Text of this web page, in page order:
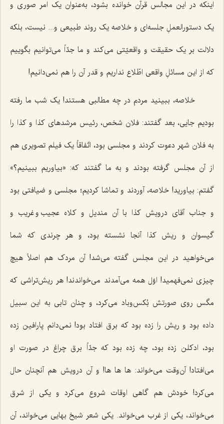
اینکه در این مجالس قرآن خوانده بشود، به‌عنوان یک امر صوری و
یک دستورالعملِ جلسه‌ای و خلاصه یک روند طبیعی و... نیست، بلکه
دلالت بر یک حقیقت و واقعیّتی می‌کند و ما جدّاً می‌توانیم بگوییم
که از این مسائلِ واقعی اطّلاع نداریم و قدر آن را هم نمی‌دانیم!
خلاصه، ببینید مردم در چه مطالبی هستند! یک شب ما رفته
بودیم جایی، بعد گفتند: فلان شخص، رئیس مرشدهای کذا و کذا را
به فلان شهر دعوت کردند و مجلسی بود، اتّفاقاً یک فیلم تصویری هم
از آن مجلس گرفته بودند و به ما گفتند که: «بیاوریم ببینیم؟»
گفتم: بیاورید! خلاصه، آوردند و تماشا کردیم؛ مجلسی و ضیافتی بود
و جناب آقای درویش کذا با آن مندیل و کلاه عجیب و غریب و
گیسوان و ریش کذا آنجا نشسته بود، و هر چرندی که شما
می‌خواهید در این مجلس گفته می‌شد! آن مردک هم اصلاً هیچ
چیزی نمی‌فهمید! اوّل همه می‌آمدند می‌خواندند! هر ریش‌تراشی که
مگس روی صورتش بُکس‌وباد می‌کرد، و چنان تابی به این سبیل
داده بود و ریش را زده بود که برق افتاد بود! نمی‌دانم پارافین زده
بود، ادکلن زده بود، چه زده بود که جدّاً برق چراغ در صورت او
می‌افتاد! آن‌وقت می‌خواند: ها ها ها! و آن درویش هم آنچنان حال
می‌کرد! خودش هم گاهی اوقات شروع می‌کرد و یکی از شرق
می‌خواند، یکی از غرب می‌خواند. یکی شعر شیخ بهایی می‌خواند، آن